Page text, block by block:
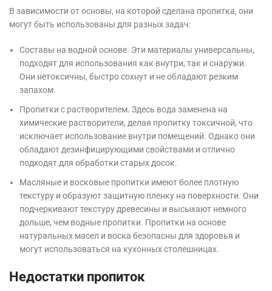
В зависимости от основы, на которой сделана пропитка, они
могут быть использованы для разных задач:
Составы на водной основе. Эти материалы универсальны,
подходят для использования как внутри, так и снаружи.
Они нетоксичны, быстро сохнут и не обладают резким
запахом.
Пропитки с растворителем. Здесь вода заменена на
химические растворители, делая пропитку токсичной, что
исключает использование внутри помещений. Однако они
обладают дезинфицирующими свойствами и отлично
подходят для обработки старых досок.
Масляные и восковые пропитки имеют более плотную
текстуру и образуют защитную пленку на поверхности. Они
подчеркивают текстуру древесины и высыхают немного
дольше, чем водные пропитки. Пропитки на основе
натуральных масел и воска безопасны для здоровья и
могут использоваться на кухонных столешницах.
Недостатки пропиток